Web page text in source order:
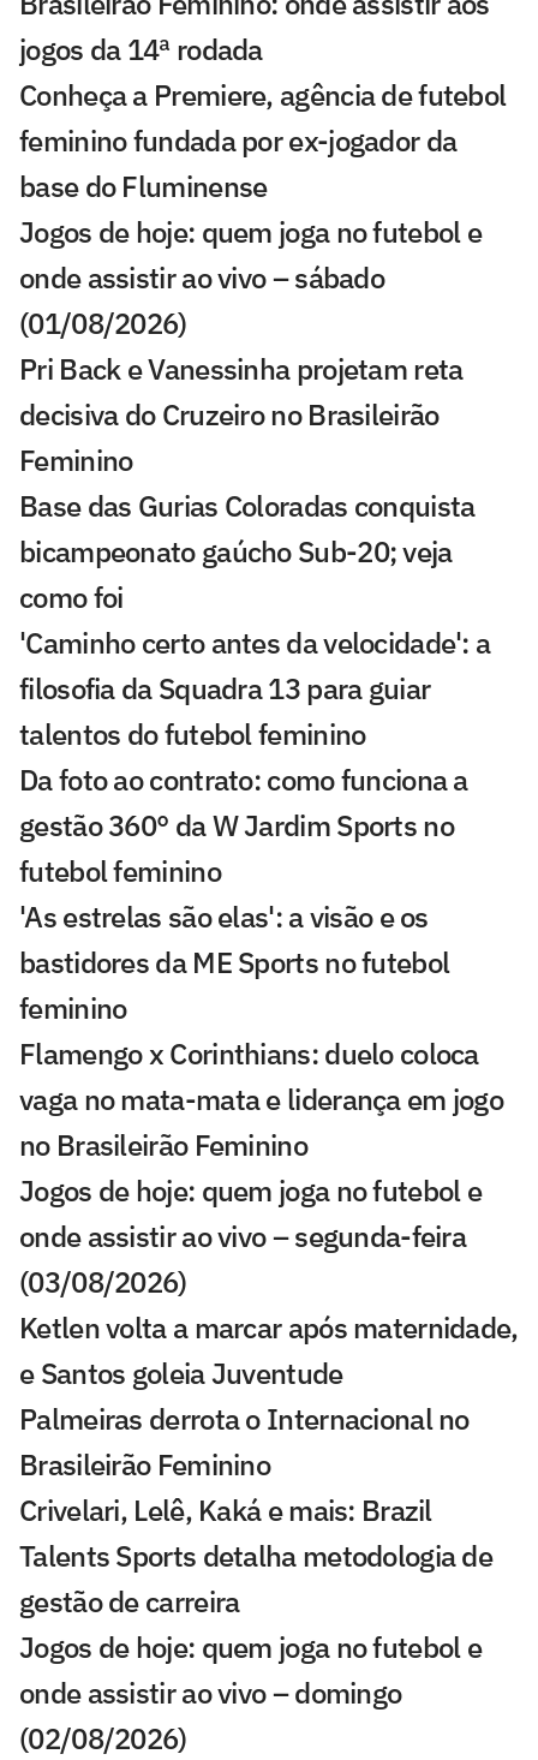
jogos da 14ª rodada
Conheça a Premiere, agência de futebol
feminino fundada por ex-jogador da
base do Fluminense
Jogos de hoje: quem joga no futebol e
onde assistir ao vivo – sábado
(01/08/2026)
Pri Back e Vanessinha projetam reta
decisiva do Cruzeiro no Brasileirão
Feminino
Base das Gurias Coloradas conquista
bicampeonato gaúcho Sub-20; veja
como foi
'Caminho certo antes da velocidade': a
filosofia da Squadra 13 para guiar
talentos do futebol feminino
Da foto ao contrato: como funciona a
gestão 360° da W Jardim Sports no
futebol feminino
'As estrelas são elas': a visão e os
bastidores da ME Sports no futebol
feminino
Flamengo x Corinthians: duelo coloca
vaga no mata-mata e liderança em jogo
no Brasileirão Feminino
Jogos de hoje: quem joga no futebol e
onde assistir ao vivo – segunda-feira
(03/08/2026)
Ketlen volta a marcar após maternidade,
e Santos goleia Juventude
Palmeiras derrota o Internacional no
Brasileirão Feminino
Crivelari, Lelê, Kaká e mais: Brazil
Talents Sports detalha metodologia de
gestão de carreira
Jogos de hoje: quem joga no futebol e
onde assistir ao vivo – domingo
(02/08/2026)